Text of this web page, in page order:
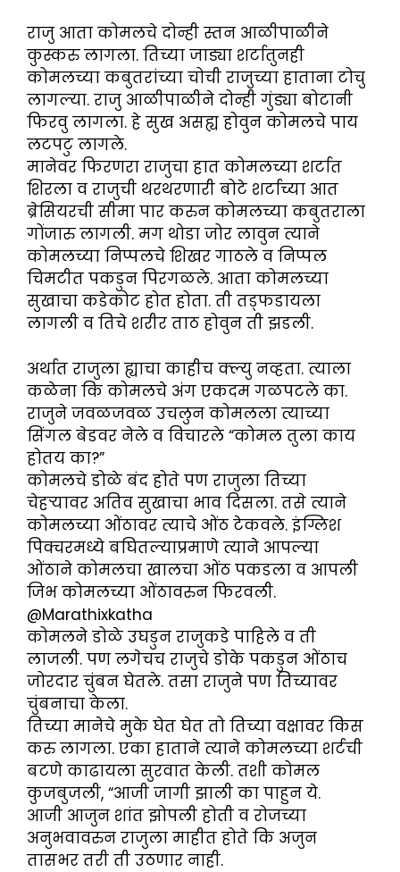
राजु आता कोमलचे दोन्ही स्तन आळीपाळीने
कुस्करु लागला. तिच्या जाड्या शर्टातुनही
कोमलच्या कबुतरांच्या चोची राजुच्या हाताना टोचु
लागल्या. राजु आळीपाळीने दोन्ही गुंड्या बोटानी
फिरवु लागला. हे सुख असह्य होवुन कोमलचे पाय
लटपटु लागले.
मानेवर फिरणरा राजुचा हात कोमलच्या शर्टात
शिरला व राजुची थरथरणारी बोटे शर्टाच्या आत
ब्रेसियरची सीमा पार करुन कोमलच्या कबुतराला
गोंजारु लागली. मग थोडा जोर लावुन त्याने
कोमलच्या निप्पलचे शिखर गाठले व निप्पल
चिमटीत पकडुन पिरगळले. आता कोमलच्या
सुखाचा कडेकोट होत होता. ती तड्फडायला
लागली व तिचे शरीर ताठ होवुन ती झडली.
अर्थात राजुला ह्याचा काहीच क्ल्यु नव्हता. त्याला
कळेना कि कोमलचे अंग एकदम गळपटले का.
राजुने जवळजवळ उचलुन कोमलला त्याच्या
सिंगल बेडवर नेले व विचारले “कोमल तुला काय
होतय का?”
कोमलचे डोळे बंद होते पण राजुला तिच्या
चेहऱ्यावर अतिव सुखाचा भाव दिसला. तसे त्याने
कोमलच्या ओंठावर त्याचे ओंठ टेकवले. इंग्लिश
पिक्चरमध्ये बघितल्याप्रमाणे त्याने आपल्या
ओंठाने कोमलचा खालचा ओंठ पकडला व आपली
जिभ कोमलच्या ओंठावरुन फिरवली.
@Marathixkatha
कोमलने डोळे उघडुन राजुकडे पाहिले व ती
लाजली. पण लगेचच राजुचे डोके पकडुन ओंठाच
जोरदार चुंबन घेतले. तसा राजुने पण तिच्यावर
चुंबनाचा केला.
तिच्या मानेचे मुके घेत घेत तो तिच्या वक्षावर किस
करु लागला. एका हाताने त्याने कोमलच्या शर्टची
बटणे काढायला सुरवात केली. तशी कोमल
कुजबुजली, “आजी जागी झाली का पाहुन ये.
आजी आजुन शांत झोपली होती व रोजच्या
अनुभवावरुन राजुला माहीत होते कि अजुन
तासभर तरी ती उठणार नाही.